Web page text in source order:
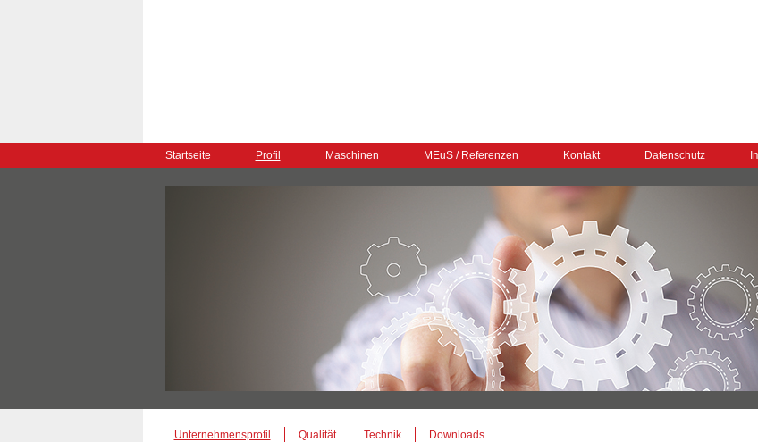
Startseite Profil Maschinen MEuS / Referenzen Kontakt Datenschutz
Unternehmensprofil Qualität Technik Downloads